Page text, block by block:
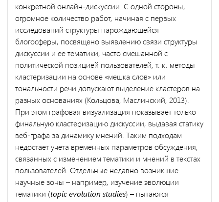
конкретной онлайн-дискуссии. С одной стороны,
огромное количество работ, начиная с первых
исследований структуры нарождающейся
блогосферы, посвящено выявлению связи структуры
дискуссии и ее тематики, часто смешанной с
политической позицией пользователей, т. к. методы
кластеризации на основе «мешка слов» или
тональности речи допускают выделение кластеров на
разных основаниях (Кольцова, Маслинский, 2013).
При этом графовая визуализация показывает только
финальную кластеризацию дискуссии, выдавая статику
веб-графа за динамику мнений. Таким подходам
недостает учета временных параметров обсуждения,
связанных с изменением тематики и мнений в текстах
пользователей. Отдельные недавно возникшие
научные зоны – например, изучение эволюции
тематики (topic evolution studies) – пытаются